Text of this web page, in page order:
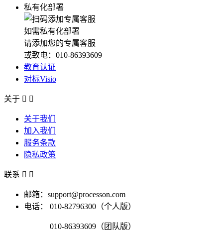
私有化部署
如需私有化部署
请添加您的专属客服
或致电：010-86393609
教育认证
对标Visio
关于  
关于我们
加入我们
服务条款
隐私政策
联系  
邮箱：support@processon.com
电话：
010-82796300（个人版）
010-86393609（团队版）